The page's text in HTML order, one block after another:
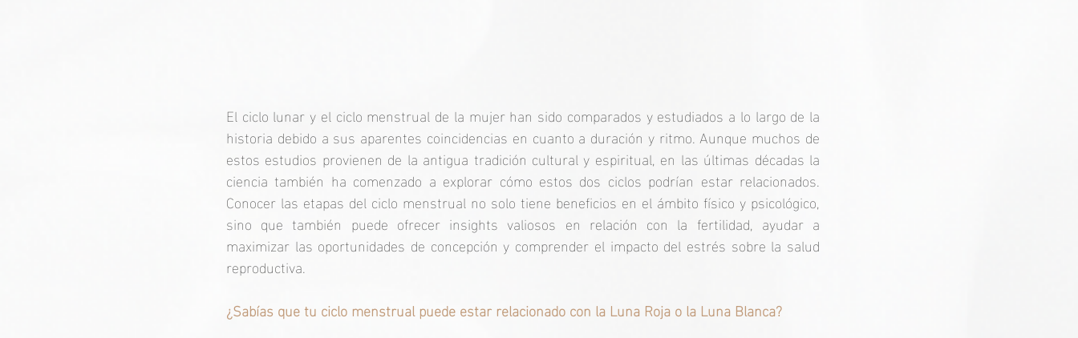
El ciclo lunar y el ciclo menstrual de la mujer han sido comparados y estudiados a lo largo de la
historia debido a sus aparentes coincidencias en cuanto a duración y ritmo. Aunque muchos de
estos estudios provienen de la antigua tradición cultural y espiritual, en las últimas décadas la
ciencia también ha comenzado a explorar cómo estos dos ciclos podrían estar relacionados.
Conocer las etapas del ciclo menstrual no solo tiene beneficios en el ámbito físico y psicológico,
sino que también puede ofrecer insights valiosos en relación con la fertilidad, ayudar a
maximizar las oportunidades de concepción y comprender el impacto del estrés sobre la salud
reproductiva.
¿Sabías que tu ciclo menstrual puede estar relacionado con la Luna Roja o la Luna Blanca?